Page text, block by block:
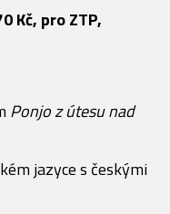
Kč, pro ZTP,
Ponjo z útesu nad
jazyce s českými